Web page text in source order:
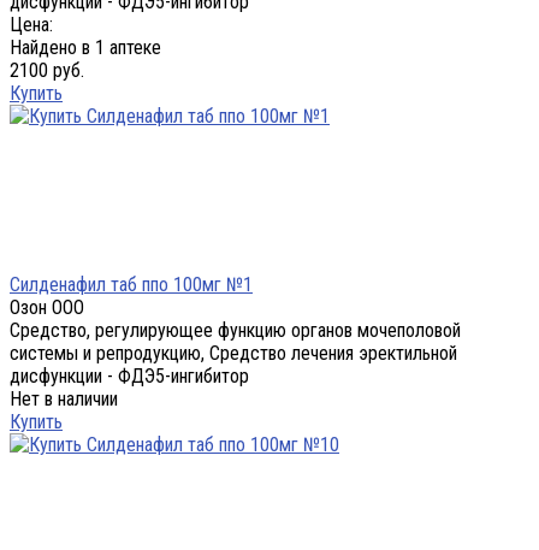
Цена:
Найдено в 1 аптеке
2100 руб.
Купить
Силденафил таб ппо 100мг №1
Озон ООО
Средство, регулирующее функцию органов мочеполовой
системы и репродукцию, Средство лечения эректильной
дисфункции - ФДЭ5-ингибитор
Нет в наличии
Купить